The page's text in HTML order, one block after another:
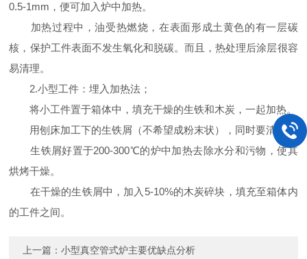
0.5-1mm，便可加入炉中加热。
加热过程中，油受热燃烧，在表面形成土黄色的有一层碳
核，保护工件表面不发生氧化和脱碳。而且，热处理后涂层很容
易清理。
2.小型工件：埋入加热法；
将小工件置于箱体中，填充干燥的生铁和木炭，一起加热。
用刨床加工下的生铁屑（不希望成粉末状），同时要清洁。
生铁屑好置于200-300℃的炉中加热去除水分和污物，使其
烘烤干燥。
在干燥的生铁屑中，加入5-10%的木炭碎块，填充至箱体内
的工件之间。
上一篇：小型真空管式炉主要优缺点分析